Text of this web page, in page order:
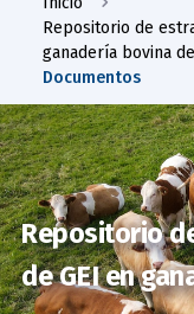
Repositorio de
ganadería bovina
Documentos
Repositorio
de GEI en